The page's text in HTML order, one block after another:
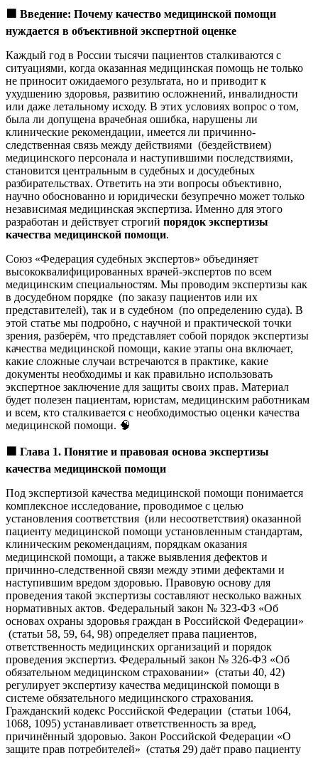
Введение: Почему качество медицинской помощи
нуждается в объективной экспертной оценке
Каждый год в России тысячи пациентов сталкиваются с
ситуациями, когда оказанная медицинская помощь не только
не приносит ожидаемого результата, но и приводит к
ухудшению здоровья, развитию осложнений, инвалидности
или даже летальному исходу. В этих условиях вопрос о том,
была ли допущена врачебная ошибка, нарушены ли
клинические рекомендации, имеется ли причинно-
следственная связь между действиями (бездействием)
медицинского персонала и наступившими последствиями,
становится центральным в судебных и досудебных
разбирательствах. Ответить на эти вопросы объективно,
научно обоснованно и юридически безупречно может только
независимая медицинская экспертиза. Именно для этого
разработан и действует строгий порядок экспертизы
качества медицинской помощи.
Союз «Федерация судебных экспертов» объединяет
высококвалифицированных врачей-экспертов по всем
медицинским специальностям. Мы проводим экспертизы как
в досудебном порядке (по заказу пациентов или их
представителей), так и в судебном (по определению суда). В
этой статье мы подробно, с научной и практической точки
зрения, разберём, что представляет собой порядок экспертизы
качества медицинской помощи, какие этапы она включает,
какие сложные случаи встречаются в практике, какие
документы необходимы и как правильно использовать
экспертное заключение для защиты своих прав. Материал
будет полезен пациентам, юристам, медицинским работникам
и всем, кто сталкивается с необходимостью оценки качества
медицинской помощи. 🧠
Глава 1. Понятие и правовая основа экспертизы
качества медицинской помощи
Под экспертизой качества медицинской помощи понимается
комплексное исследование, проводимое с целью
установления соответствия (или несоответствия) оказанной
пациенту медицинской помощи установленным стандартам,
клиническим рекомендациям, порядкам оказания
медицинской помощи, а также выявления дефектов и
причинно-следственной связи между этими дефектами и
наступившим вредом здоровью. Правовую основу для
проведения такой экспертизы составляют несколько важных
нормативных актов. Федеральный закон № 323-ФЗ «Об
основах охраны здоровья граждан в Российской Федерации»
(статьи 58, 59, 64, 98) определяет права пациентов,
ответственность медицинских организаций и порядок
проведения экспертиз. Федеральный закон № 326-ФЗ «Об
обязательном медицинском страховании» (статьи 40, 42)
регулирует экспертизу качества медицинской помощи в
системе обязательного медицинского страхования.
Гражданский кодекс Российской Федерации (статьи 1064,
1068, 1095) устанавливает ответственность за вред,
причинённый здоровью. Закон Российской Федерации «О
защите прав потребителей» (статья 29) даёт право пациенту